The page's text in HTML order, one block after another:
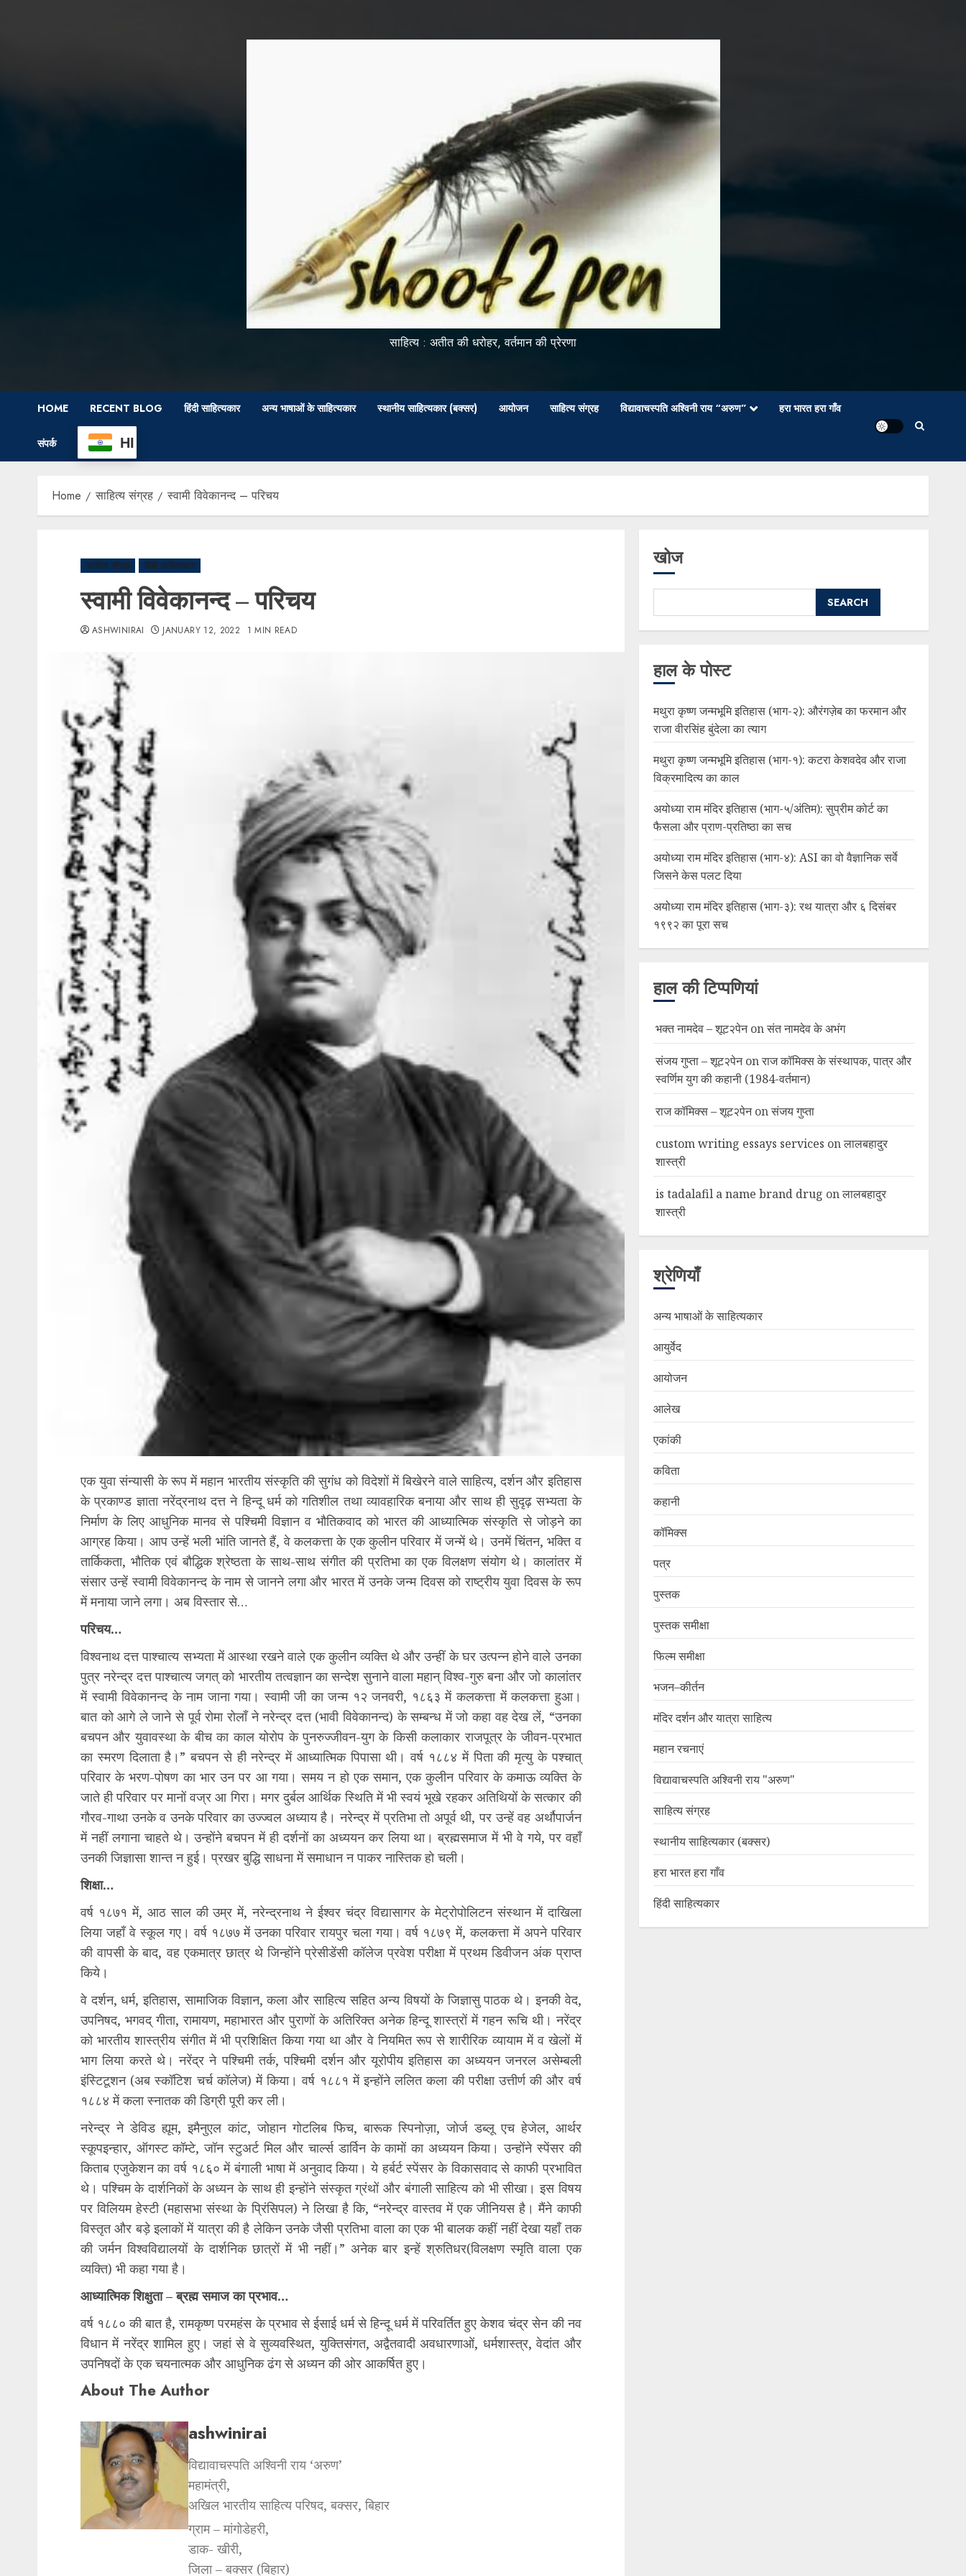
साहित्य : अतीत की धरोहर, वर्तमान की प्रेरणा
HOME RECENT BLOG हिंदी साहित्यकार अन्य भाषाओं के साहित्यकार स्थानीय साहित्यकार (बक्सर) आयोजन साहित्य संग्रह विद्यावाचस्पति अश्विनी राय “अरुण” हरा भारत हरा गाँव
संपर्क HI
Home साहित्य संग्रह स्वामी विवेकानन्द – परिचय
साहित्य संग्रह हिंदी साहित्यकार
स्वामी विवेकानन्द – परिचय
ASHWINIRAI JANUARY 12, 2022 1 MIN READ
एक युवा संन्यासी के रूप में महान भारतीय संस्कृति की सुगंध को विदेशों में बिखेरने वाले साहित्य, दर्शन और इतिहास
के प्रकाण्ड ज्ञाता नरेंद्रनाथ दत्त ने हिन्दू धर्म को गतिशील तथा व्यावहारिक बनाया और साथ ही सुदृढ़ सभ्यता के
निर्माण के लिए आधुनिक मानव से पश्चिमी विज्ञान व भौतिकवाद को भारत की आध्यात्मिक संस्कृति से जोड़ने का
आग्रह किया। आप उन्हें भली भांति जानते हैं, वे कलकत्ता के एक कुलीन परिवार में जन्में थे। उनमें चिंतन, भक्ति व
तार्किकता, भौतिक एवं बौद्धिक श्रेष्ठता के साथ-साथ संगीत की प्रतिभा का एक विलक्षण संयोग थे। कालांतर में
संसार उन्हें स्वामी विवेकानन्द के नाम से जानने लगा और भारत में उनके जन्म दिवस को राष्ट्रीय युवा दिवस के रूप
में मनाया जाने लगा। अब विस्तार से…
परिचय…
विश्वनाथ दत्त पाश्चात्य सभ्यता में आस्था रखने वाले एक कुलीन व्यक्ति थे और उन्हीं के घर उत्पन्न होने वाले उनका
पुत्र नरेन्द्र दत्त पाश्चात्य जगत् को भारतीय तत्वज्ञान का सन्देश सुनाने वाला महान् विश्व-गुरु बना और जो कालांतर
में स्वामी विवेकानन्द के नाम जाना गया। स्वामी जी का जन्म १२ जनवरी, १८६३ में कलकत्ता में कलकत्ता हुआ।
बात को आगे ले जाने से पूर्व रोमा रोलाँ ने नरेन्द्र दत्त (भावी विवेकानन्द) के सम्बन्ध में जो कहा वह देख लें, “उनका
बचपन और युवावस्था के बीच का काल योरोप के पुनरुज्जीवन-युग के किसी कलाकार राजपूत्र के जीवन-प्रभात
का स्मरण दिलाता है।” बचपन से ही नरेन्द्र में आध्यात्मिक पिपासा थी। वर्ष १८८४ में पिता की मृत्यु के पश्चात्
परिवार के भरण-पोषण का भार उन पर आ गया। समय न हो एक समान, एक कुलीन परिवार के कमाऊ व्यक्ति के
जाते ही परिवार पर मानों वज्र आ गिरा। मगर दुर्बल आर्थिक स्थिति में भी स्वयं भूखे रहकर अतिथियों के सत्कार की
गौरव-गाथा उनके व उनके परिवार का उज्ज्वल अध्याय है। नरेन्द्र में प्रतिभा तो अपूर्व थी, पर उन्हें वह अर्थौपार्जन
में नहीं लगाना चाहते थे। उन्होंने बचपन में ही दर्शनों का अध्ययन कर लिया था। ब्रह्मसमाज में भी वे गये, पर वहाँ
उनकी जिज्ञासा शान्त न हुई। प्रखर बुद्धि साधना में समाधान न पाकर नास्तिक हो चली।
शिक्षा…
वर्ष १८७१ में, आठ साल की उम्र में, नरेन्द्रनाथ ने ईश्वर चंद्र विद्यासागर के मेट्रोपोलिटन संस्थान में दाखिला
लिया जहाँ वे स्कूल गए। वर्ष १८७७ में उनका परिवार रायपुर चला गया। वर्ष १८७९ में, कलकत्ता में अपने परिवार
की वापसी के बाद, वह एकमात्र छात्र थे जिन्होंने प्रेसीडेंसी कॉलेज प्रवेश परीक्षा में प्रथम डिवीजन अंक प्राप्त
किये।
वे दर्शन, धर्म, इतिहास, सामाजिक विज्ञान, कला और साहित्य सहित अन्य विषयों के जिज्ञासु पाठक थे। इनकी वेद,
उपनिषद, भगवद् गीता, रामायण, महाभारत और पुराणों के अतिरिक्त अनेक हिन्दू शास्त्रों में गहन रूचि थी। नरेंद्र
को भारतीय शास्त्रीय संगीत में भी प्रशिक्षित किया गया था और वे नियमित रूप से शारीरिक व्यायाम में व खेलों में
भाग लिया करते थे। नरेंद्र ने पश्चिमी तर्क, पश्चिमी दर्शन और यूरोपीय इतिहास का अध्ययन जनरल असेम्बली
इंस्टिटूशन (अब स्कॉटिश चर्च कॉलेज) में किया। वर्ष १८८१ में इन्होंने ललित कला की परीक्षा उत्तीर्ण की और वर्ष
१८८४ में कला स्नातक की डिग्री पूरी कर ली।
नरेन्द्र ने डेविड ह्यूम, इमैनुएल कांट, जोहान गोटलिब फिच, बारूक स्पिनोज़ा, जोर्ज डब्लू एच हेजेल, आर्थर
स्कूपइन्हार, ऑगस्ट कॉम्टे, जॉन स्टुअर्ट मिल और चार्ल्स डार्विन के कामों का अध्ययन किया। उन्होंने स्पेंसर की
किताब एजुकेशन का वर्ष १८६० में बंगाली भाषा में अनुवाद किया। ये हर्बर्ट स्पेंसर के विकासवाद से काफी प्रभावित
थे। पश्चिम के दार्शनिकों के अध्यन के साथ ही इन्होंने संस्कृत ग्रंथों और बंगाली साहित्य को भी सीखा। इस विषय
पर विलियम हेस्टी (महासभा संस्था के प्रिंसिपल) ने लिखा है कि, “नरेन्द्र वास्तव में एक जीनियस है। मैंने काफी
विस्तृत और बड़े इलाकों में यात्रा की है लेकिन उनके जैसी प्रतिभा वाला का एक भी बालक कहीं नहीं देखा यहाँ तक
की जर्मन विश्वविद्यालयों के दार्शनिक छात्रों में भी नहीं।” अनेक बार इन्हें श्रुतिधर(विलक्षण स्मृति वाला एक
व्यक्ति) भी कहा गया है।
आध्यात्मिक शिक्षुता – ब्रह्म समाज का प्रभाव…
वर्ष १८८० की बात है, रामकृष्ण परमहंस के प्रभाव से ईसाई धर्म से हिन्दू धर्म में परिवर्तित हुए केशव चंद्र सेन की नव
विधान में नरेंद्र शामिल हुए। जहां से वे सुव्यवस्थित, युक्तिसंगत, अद्वैतवादी अवधारणाओं, धर्मशास्त्र, वेदांत और
उपनिषदों के एक चयनात्मक और आधुनिक ढंग से अध्यन की ओर आकर्षित हुए।
About The Author
ashwinirai
विद्यावाचस्पति अश्विनी राय ‘अरुण’
महामंत्री,
अखिल भारतीय साहित्य परिषद, बक्सर, बिहार
ग्राम – मांगोडेहरी,
डाक- खीरी,
जिला – बक्सर (बिहार)
खोज
SEARCH
हाल के पोस्ट
मथुरा कृष्ण जन्मभूमि इतिहास (भाग-२): औरंगज़ेब का फरमान और
राजा वीरसिंह बुंदेला का त्याग
मथुरा कृष्ण जन्मभूमि इतिहास (भाग-१): कटरा केशवदेव और राजा
विक्रमादित्य का काल
अयोध्या राम मंदिर इतिहास (भाग-५/अंतिम): सुप्रीम कोर्ट का
फैसला और प्राण-प्रतिष्ठा का सच
अयोध्या राम मंदिर इतिहास (भाग-४): ASI का वो वैज्ञानिक सर्वे
जिसने केस पलट दिया
अयोध्या राम मंदिर इतिहास (भाग-३): रथ यात्रा और ६ दिसंबर
१९९२ का पूरा सच
हाल की टिप्पणियां
भक्त नामदेव – शूट२पेनonसंत नामदेव के अभंग
संजय गुप्ता – शूट२पेनonराज कॉमिक्स के संस्थापक, पात्र और
स्वर्णिम युग की कहानी (1984-वर्तमान)
राज कॉमिक्स – शूट२पेनonसंजय गुप्ता
custom writing essays services onलालबहादुर
शास्त्री
is tadalafil a name brand drug onलालबहादुर
शास्त्री
श्रेणियाँ
अन्य भाषाओं के साहित्यकार
आयुर्वेद
आयोजन
आलेख
एकांकी
कविता
कहानी
कॉमिक्स
पत्र
पुस्तक
पुस्तक समीक्षा
फिल्म समीक्षा
भजन–कीर्तन
मंदिर दर्शन और यात्रा साहित्य
महान रचनाएं
विद्यावाचस्पति अश्विनी राय "अरुण"
साहित्य संग्रह
स्थानीय साहित्यकार (बक्सर)
हरा भारत हरा गाँव
हिंदी साहित्यकार